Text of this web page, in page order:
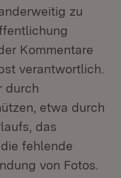
zu
Kommentare
verantwortlich.
durch
etwa durch
das
fehlende
von Fotos.